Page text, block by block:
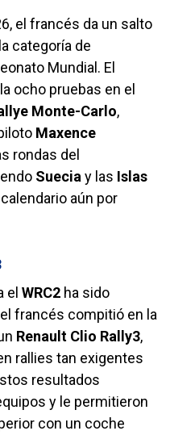
el francés da un salto
categoría de
Mundial. El
ocho pruebas en el
Monte-Carlo,
Maxence
rondas del
Suecia y las Islas
aún por
el WRC2 ha sido
francés compitió en la
Renault Clio Rally3,
rallies tan exigentes
resultados
y le permitieron
con un coche